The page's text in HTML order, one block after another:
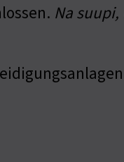
Na